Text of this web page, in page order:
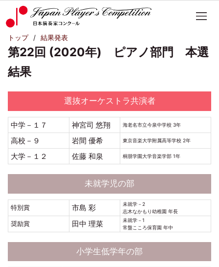
トップ 結果発表
第22回 (2020年) ピアノ部門 本選
結果
選抜オーケストラ共演者
中学－１７ 神宮司 悠翔 海老名市立今泉中学校 3年
高校－９ 岩間 優希 東京音楽大学附属高等学校 2年
大学－１２ 佐藤 和泉 桐朋学園大学音楽学部 1年
未就学児の部
特別賞 市島 彩
未就学－2
志木なかもり幼稚園 年長
奨励賞 田中 理菜
未就学－1
常盤こころ保育園 年中
小学生低学年の部